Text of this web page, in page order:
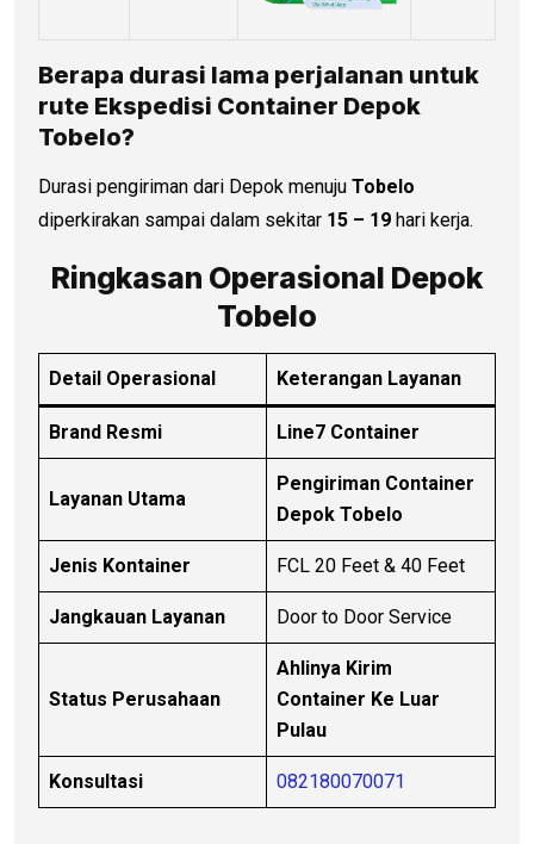
Berapa durasi lama perjalanan untuk
rute Ekspedisi Container Depok
Tobelo?
Durasi pengiriman dari Depok menuju Tobelo
diperkirakan sampai dalam sekitar 15 – 19 hari kerja.
Ringkasan Operasional Depok
Tobelo
Detail Operasional Keterangan Layanan
Brand Resmi Line7 Container
Layanan Utama
Pengiriman Container
Depok Tobelo
Jenis Kontainer FCL 20 Feet & 40 Feet
Jangkauan Layanan Door to Door Service
Status Perusahaan
Ahlinya Kirim
Container Ke Luar
Pulau
Konsultasi 082180070071